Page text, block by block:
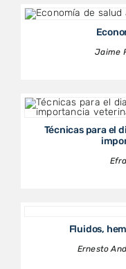
Jaime
Técnicas para el
Fluidos,
Ernesto